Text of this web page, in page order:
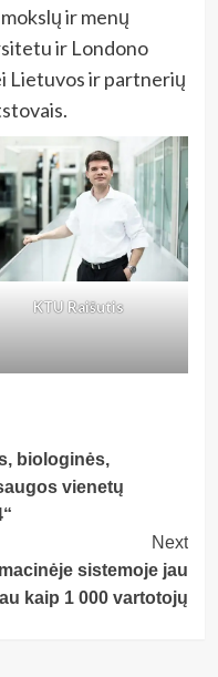
ir menų
ir Londono
Lietuvos ir partnerių
KTU Raišutis
biologinės,
vienetų
Next
sistemoje jau
kaip 1 000 vartotojų